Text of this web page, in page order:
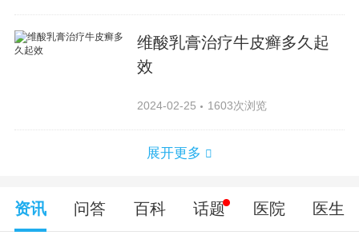
维酸乳膏治疗牛皮癣多久起
效
2024-02-25 1603次浏览
展开更多
资讯 问答 百科 话题 医院 医生